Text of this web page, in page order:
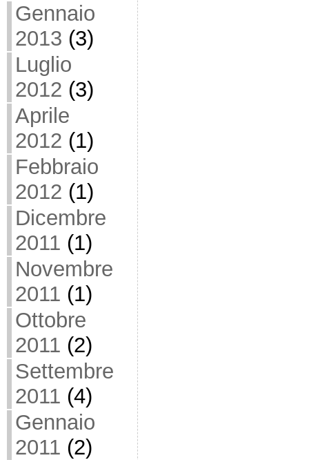
Gennaio
2013 (3)
Luglio
2012 (3)
Aprile
2012 (1)
Febbraio
2012 (1)
Dicembre
2011 (1)
Novembre
2011 (1)
Ottobre
2011 (2)
Settembre
2011 (4)
Gennaio
2011 (2)